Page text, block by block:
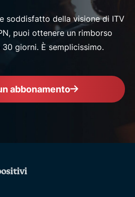
soddisfatto della visione di ITV
puoi ottenere un rimborso
giorni. È semplicissimo.
abbonamento